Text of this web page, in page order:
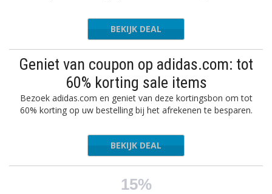
BEKIJK DEAL
Geniet van coupon op adidas.com: tot
60% korting sale items
Bezoek adidas.com en geniet van deze kortingsbon om tot
60% korting op uw bestelling bij het afrekenen te besparen.
BEKIJK DEAL
15%